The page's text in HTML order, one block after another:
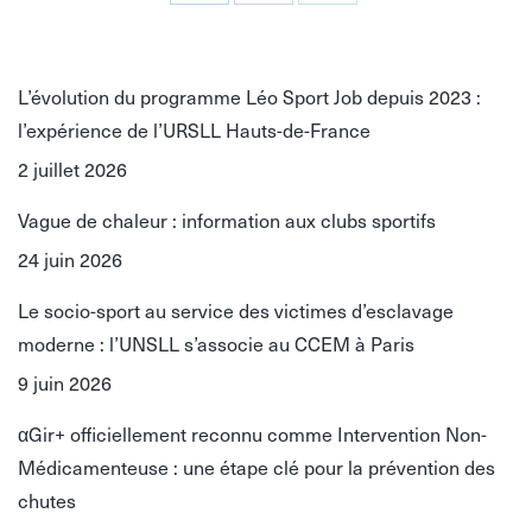
L’évolution du programme Léo Sport Job depuis 2023 :
l’expérience de l’URSLL Hauts-de-France
2 juillet 2026
Vague de chaleur : information aux clubs sportifs
24 juin 2026
Le socio-sport au service des victimes d’esclavage
moderne : l’UNSLL s’associe au CCEM à Paris
9 juin 2026
αGir+ officiellement reconnu comme Intervention Non-
Médicamenteuse : une étape clé pour la prévention des
chutes